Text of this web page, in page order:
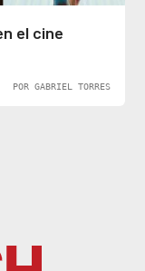
el cine
POR GABRIEL TORRES